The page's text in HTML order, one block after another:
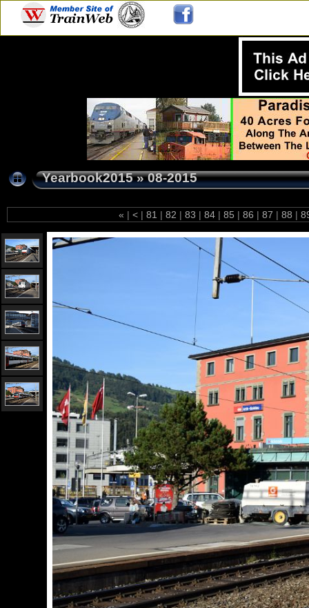
Yearbook2015»08-2015
« | < | 81 | 82 | 83 | 84 | 85 | 86 | 87 | 88 |